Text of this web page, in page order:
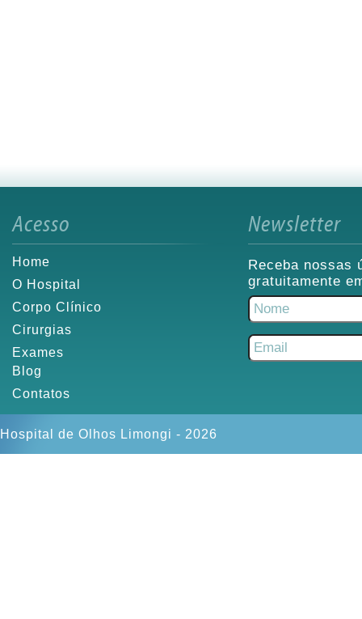
Acesso
Home
O Hospital
Corpo Clínico
Cirurgias
Exames
Blog
Contatos
Newsletter
Receba nossas
gratuitamente
Hospital de Olhos Limongi - 2026